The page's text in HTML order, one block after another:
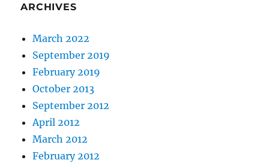
ARCHIVES
March 2022
September 2019
February 2019
October 2013
September 2012
April 2012
March 2012
February 2012